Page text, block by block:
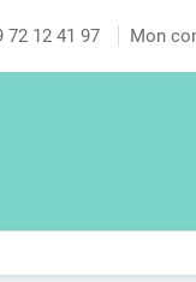
72 12 41 97 Mon